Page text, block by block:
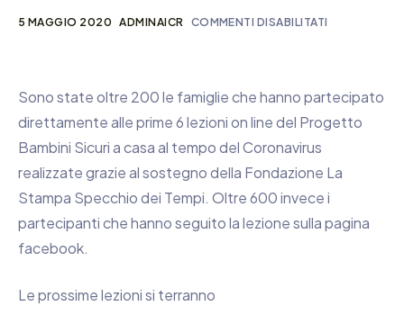
5 MAGGIO 2020 ADMINAICR COMMENTI DISABILITATI
Sono state oltre 200 le famiglie che hanno partecipato
direttamente alle prime 6 lezioni on line del Progetto
Bambini Sicuri a casa al tempo del Coronavirus
realizzate grazie al sostegno della Fondazione La
Stampa Specchio dei Tempi. Oltre 600 invece i
partecipanti che hanno seguito la lezione sulla pagina
facebook.
Le prossime lezioni si terranno